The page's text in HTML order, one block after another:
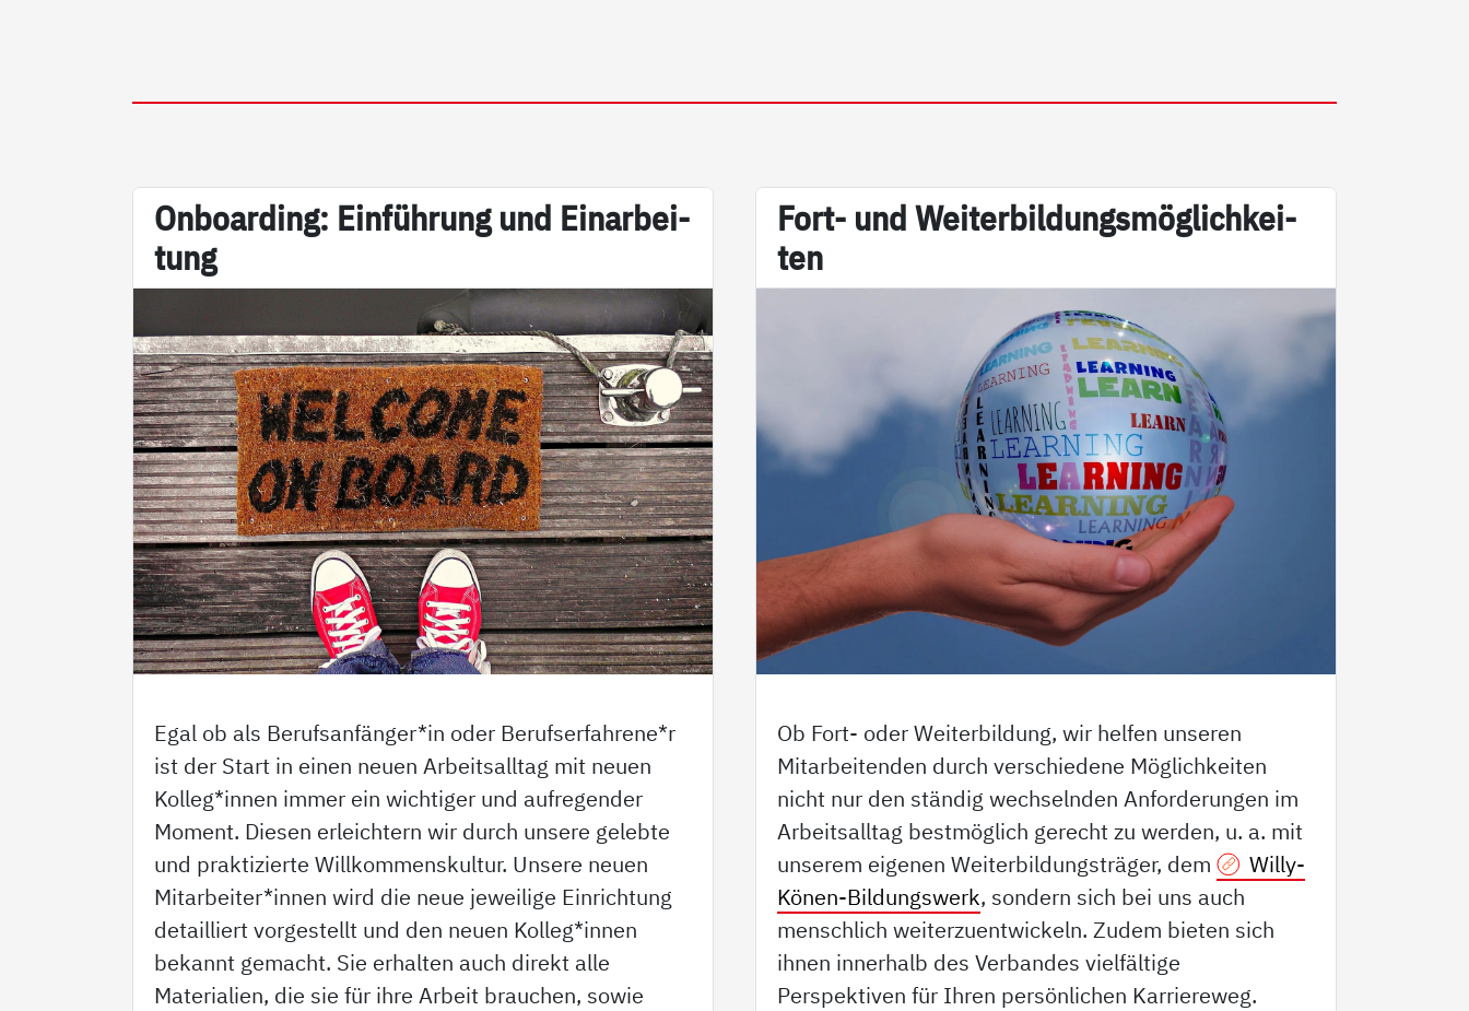
On­boar­ding: Ein­füh­rung und Ein­ar­bei­
tung
Egal ob als Berufsanfänger*in oder Berufserfahrene*r
ist der Start in einen neuen Arbeitsalltag mit neuen
Kolleg*innen immer ein wichtiger und aufregender
Moment. Diesen erleichtern wir durch unsere gelebte
und praktizierte Willkommenskultur. Unsere neuen
Mitarbeiter*innen wird die neue jeweilige Einrichtung
detailliert vorgestellt und den neuen Kolleg*innen
bekannt gemacht. Sie erhalten auch direkt alle
Materialien, die sie für ihre Arbeit brauchen, sowie
Fort- und Wei­ter­bil­dungs­mög­lich­kei­
ten
Ob Fort- oder Weiterbildung, wir helfen unseren
Mitarbeitenden durch verschiedene Möglichkeiten
nicht nur den ständig wechselnden Anforderungen im
Arbeitsalltag bestmöglich gerecht zu werden, u. a. mit
unserem eigenen Weiterbildungsträger, dem
Willy-
Könen-Bildungswerk, sondern sich bei uns auch
menschlich weiterzuentwickeln. Zudem bieten sich
ihnen innerhalb des Verbandes vielfältige
Perspektiven für Ihren persönlichen Karriereweg.